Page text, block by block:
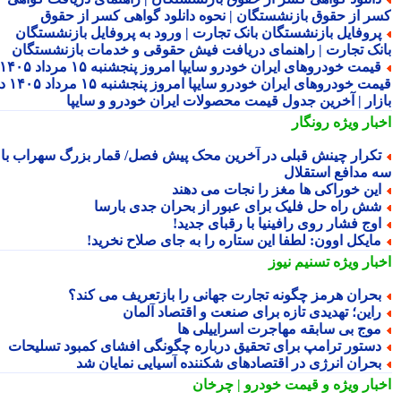
از حقوق بازنشستگان | نحوه دانلود گواهی کسر از حقوق
بازنشستگان بانک تجارت | ورود به پروفایل بازنشستگان
تجارت | راهنمای دریافت فیش حقوقی و خدمات بازنشستگان
قیمت خودروهای ایران خودرو سایپا امروز پنجشنبه ۱۵ مرداد ۱۴۰۵ |
قیمت خودروهای ایران خودرو سایپا امروز پنجشنبه ۱۵ مرداد ۱۴۰۵ در
| آخرین جدول قیمت محصولات ایران خودرو و سایپا
ویژهرونگار
چینش قبلی در آخرین محک پیش فصل/ قمار بزرگ سهراب با
مدافع استقلال
خوراکی ها مغز را نجات می دهند
راه حل فلیک برای عبور از بحران جدی بارسا
فشار روی رافینیا با رقبای جدید!
اوون: لطفا این ستاره را به جای صلاح نخرید!
ویژهتسنیم نیوز
هرمز چگونه تجارت جهانی را بازتعریف می کند؟
تهدیدی تازه برای صنعت و اقتصاد آلمان
بی سابقه مهاجرت اسراییلی ها
ترامپ برای تحقیق درباره چگونگی افشای کمبود تسلیحات
انرژی در اقتصادهای شکننده آسیایی نمایان شد
ویژهو قیمت خودرو | چرخان